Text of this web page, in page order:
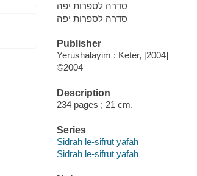
סדרה לספרות יפה
סדרה לספרות יפה
Publisher
Yerushalayim : Keter, [2004]
©2004
Description
234 pages ; 21 cm.
Series
Sidrah le-sifrut yafah
Sidrah le-sifrut yafah